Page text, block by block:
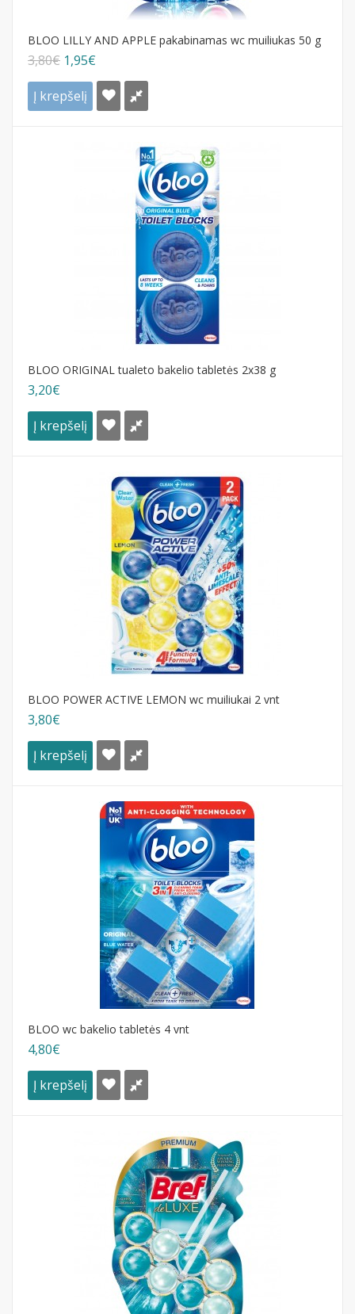
BLOO LILLY AND APPLE pakabinamas wc muiliukas 50 g
3,80€ 1,95€
Į krepšelį
BLOO ORIGINAL tualeto bakelio tabletės 2x38 g
3,20€
Į krepšelį
BLOO POWER ACTIVE LEMON wc muiliukai 2 vnt
3,80€
Į krepšelį
BLOO wc bakelio tabletės 4 vnt
4,80€
Į krepšelį